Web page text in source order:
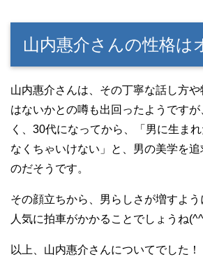
山内惠介さんの性格は
山内惠介さんは、その丁寧な話し方
はないかとの噂も出回ったようです
く、30代になってから、「男に生ま
なくちゃいけない」と、男の美学を
のだそうです。
その顔立ちから、男らしさが増すよ
人気に拍車がかかることでしょうね
以上、山内惠介さんについてでした！